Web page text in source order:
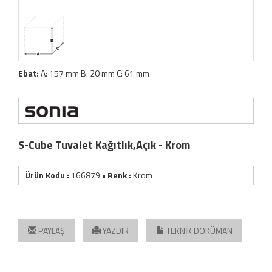
Ebat:A: 157 mm B: 20 mm C: 61 mm
S-Cube Tuvalet Kağıtlık,Açık - Krom
Ürün Kodu : 166879 • Renk :Krom
PAYLAŞ YAZDIR TEKNİK DOKÜMAN